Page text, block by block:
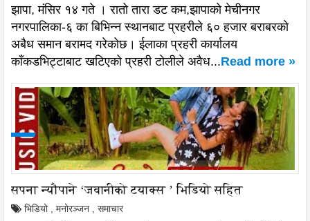
झापा, मंसिर १४ गते । रातो तारा डट कम,झापाको मेचीनगर
नगरपालिका-६ का बिभिन्न स्थानबाट प्रहरीले ६० हजार बराबरको
अबैध समान बरामद गरेकोछ। ईलाका प्रहरी कार्यालय
काँकडभिट्टाबाट खटिएको प्रहरी टोलीले अवैध...Read more »
सपना न्यौपाने ‘जवानीको टयाक्स ’ भिडियो सहित
भिडियो मनोरञ्जन समाचार